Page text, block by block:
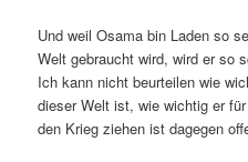
Und weil Osama bin Laden so
Welt gebraucht wird, wird er so
Ich kann nicht beurteilen wie
dieser Welt ist, wie wichtig er
den Krieg ziehen ist dagegen